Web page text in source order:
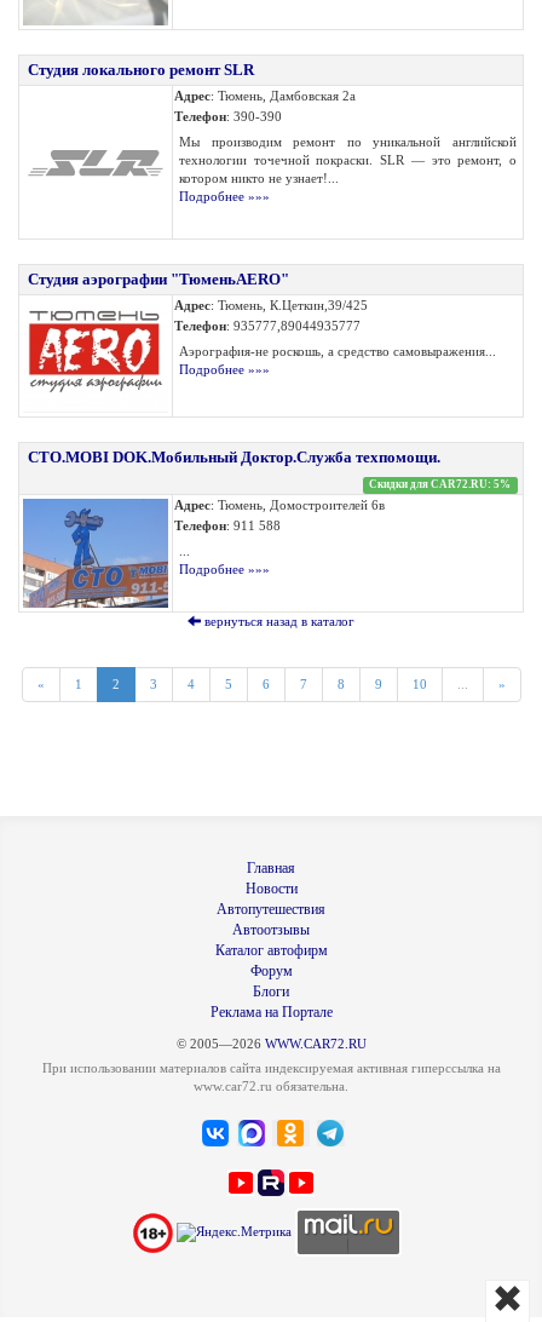
Студия локального ремонт SLR
Адрес: Тюмень, Дамбовская 2а
Телефон: 390-390
Мы производим ремонт по уникальной английской
технологии точечной покраски. SLR — это ремонт, о
котором никто не узнает!...
Подробнее »»»
Студия аэрографии "ТюменьAERO"
Адрес: Тюмень, К.Цеткин,39/425
Телефон: 935777,89044935777
Аэрография-не роскошь, а средство самовыражения...
Подробнее »»»
СТО.MOBI DOK.Мобильный Доктор.Служба техпомощи.
Скидки для CAR72.RU: 5%
Адрес: Тюмень, Домостроителей 6в
Телефон: 911 588
Подробнее »»»
вернуться назад в каталог
« 1 2 3 4 5 6 7 8 9 10 »
Главная
Новости
Автопутешествия
Автоотзывы
Каталог автофирм
Форум
Блоги
Реклама на Портале
© 2005—2026 WWW.CAR72.RU
При использовании материалов сайта индексируемая активная гиперссылка на
www.car72.ru обязательна.